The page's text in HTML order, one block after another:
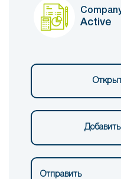
Active
Отправить